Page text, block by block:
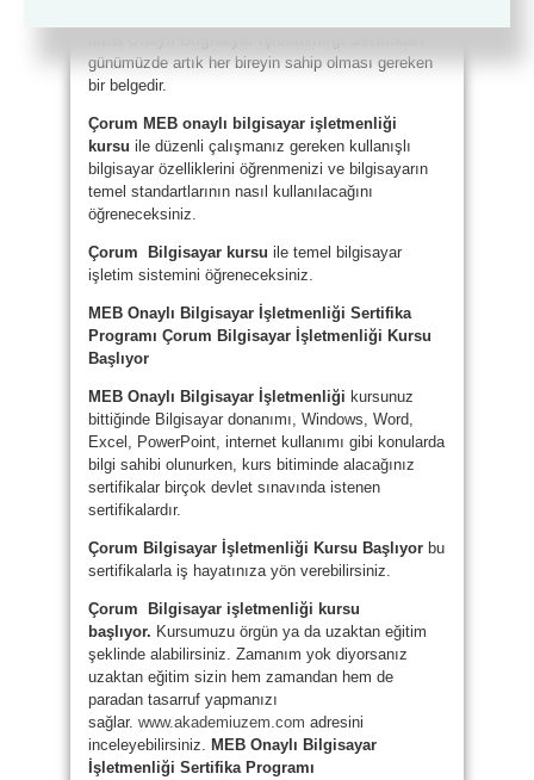
günümüzde artık her bireyin sahip olması gereken
bir belgedir.
Çorum MEB onaylı bilgisayar işletmenliği
kursu ile düzenli çalışmanız gereken kullanışlı
bilgisayar özelliklerini öğrenmenizi ve bilgisayarın
temel standartlarının nasıl kullanılacağını
öğreneceksiniz.
Çorum Bilgisayar kursu ile temel bilgisayar
işletim sistemini öğreneceksiniz.
MEB Onaylı Bilgisayar İşletmenliği Sertifika
Programı Çorum Bilgisayar İşletmenliği Kursu
Başlıyor
MEB Onaylı Bilgisayar İşletmenliği kursunuz
bittiğinde Bilgisayar donanımı, Windows, Word,
Excel, PowerPoint, internet kullanımı gibi konularda
bilgi sahibi olunurken, kurs bitiminde alacağınız
sertifikalar birçok devlet sınavında istenen
sertifikalardır.
Çorum Bilgisayar İşletmenliği Kursu Başlıyor bu
sertifikalarla iş hayatınıza yön verebilirsiniz.
Çorum
Bilgisayar işletmenliği kursu
başlıyor. Kursumuzu örgün ya da uzaktan eğitim
şeklinde alabilirsiniz. Zamanım yok diyorsanız
uzaktan eğitim sizin hem zamandan hem de
paradan tasarruf yapmanızı
sağlar. www.akademiuzem.com adresini
inceleyebilirsiniz. MEB Onaylı Bilgisayar
İşletmenliği Sertifika Programı